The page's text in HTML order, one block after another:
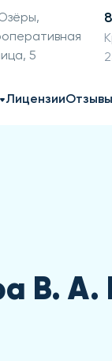
5
ЛицензииОтзывы
В.